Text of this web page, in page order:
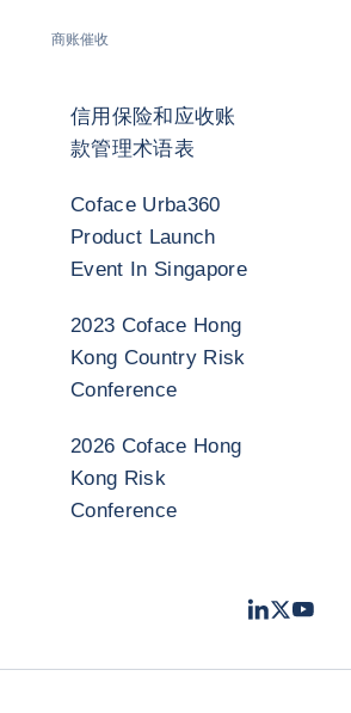
商账催收
信用保险和应收账
款管理术语表
Coface Urba360
Product Launch
Event In Singapore
2023 Coface Hong
Kong Country Risk
Conference
2026 Coface Hong
Kong Risk
Conference
LinkedIn
TwitterYoutube